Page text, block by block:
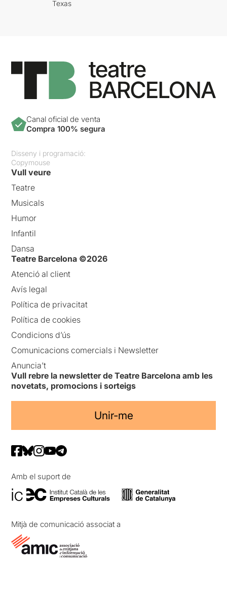
Texas
Canal oficial de venta
Compra 100% segura
Disseny i programació:
Copymouse
Vull veure
Teatre
Musicals
Humor
Infantil
Dansa
Teatre Barcelona ©2026
Atenció al client
Avís legal
Política de privacitat
Política de cookies
Condicions d’ús
Comunicacions comercials i Newsletter
Anuncia’t
Vull rebre la newsletter de Teatre Barcelona amb les
novetats, promocions i sorteigs
Unir-me
Amb el suport de
Mitjà de comunicació associat a